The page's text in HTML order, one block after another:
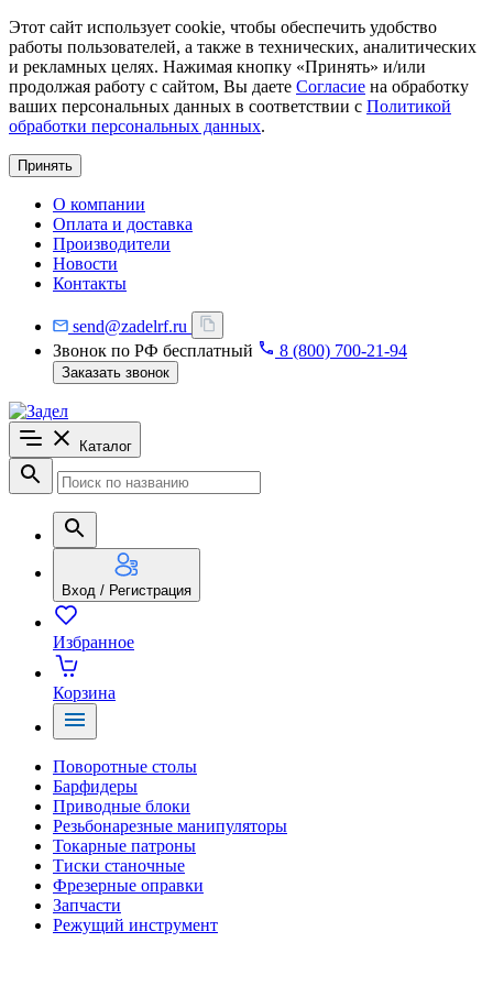
Этот сайт использует cookie, чтобы обеспечить удобство
работы пользователей, а также в технических, аналитических
и рекламных целях. Нажимая кнопку «Принять» и/или
продолжая работу с сайтом, Вы даете Согласие на обработку
ваших персональных данных в соответствии с Политикой
обработки персональных данных.
Принять
О компании
Оплата и доставка
Производители
Новости
Контакты
send@zadelrf.ru
Звонок по РФ бесплатный
8 (800) 700-21-94
Заказать звонок
Каталог
Вход / Регистрация
Избранное
Корзина
Поворотные столы
Барфидеры
Приводные блоки
Резьбонарезные манипуляторы
Токарные патроны
Тиски станочные
Фрезерные оправки
Запчасти
Режущий инструмент